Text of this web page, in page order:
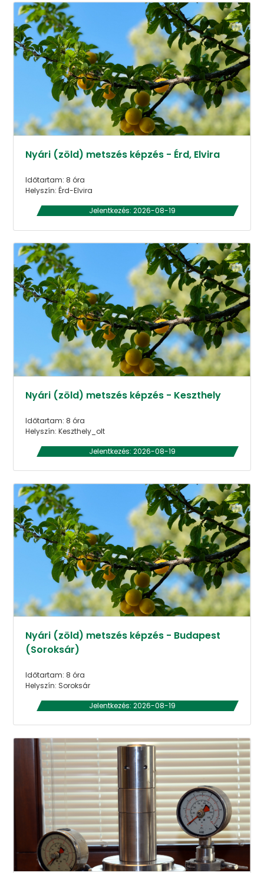
Nyári (zöld) metszés képzés - Érd, Elvira
Időtartam: 8 óra
Helyszín: Érd-Elvira
Jelentkezés: 2026-08-19
Nyári (zöld) metszés képzés - Keszthely
Időtartam: 8 óra
Helyszín: Keszthely_olt
Jelentkezés: 2026-08-19
Nyári (zöld) metszés képzés - Budapest
(Soroksár)
Időtartam: 8 óra
Helyszín: Soroksár
Jelentkezés: 2026-08-19